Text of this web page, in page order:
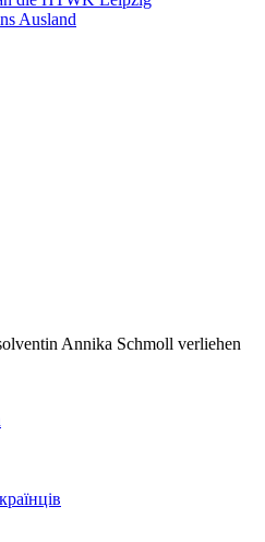
Ausland
Annika Schmoll verliehen